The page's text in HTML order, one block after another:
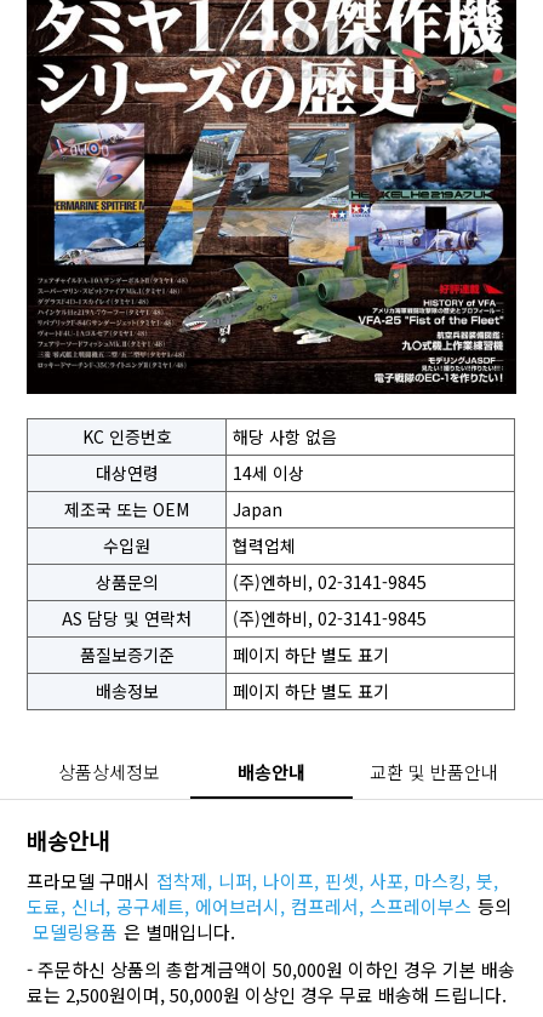
KC 인증번호
해당 사항 없음
대상연령
14세 이상
제조국 또는 OEM
Japan
수입원
협력업체
상품문의
(주)엔하비, 02-3141-9845
AS 담당 및 연락처
(주)엔하비, 02-3141-9845
품질보증기준
페이지 하단 별도 표기
배송정보
페이지 하단 별도 표기
상품상세정보 배송안내 교환 및 반품안내
배송안내
프라모델 구매시 접착제, 니퍼, 나이프, 핀셋, 사포, 마스킹, 붓,
도료, 신너, 공구세트, 에어브러시, 컴프레서, 스프레이부스 등의
모델링용품 은 별매입니다.
- 주문하신 상품의 총합계금액이 50,000원 이하인 경우 기본 배송
료는 2,500원이며, 50,000원 이상인 경우 무료 배송해 드립니다.